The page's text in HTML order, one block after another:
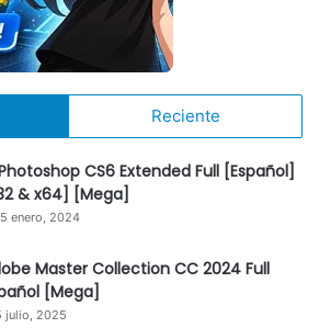
Reciente
CS6 Extended Full [Español]
& x64] [Mega]
enero, 2024
Master Collection CC 2024 Full
[Mega]
julio, 2025